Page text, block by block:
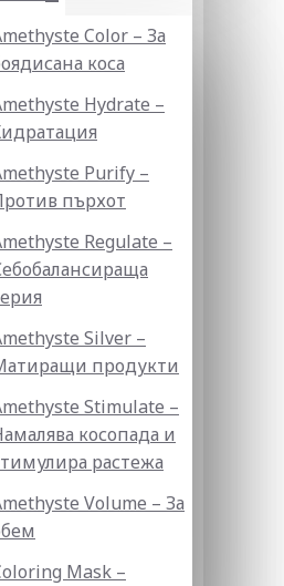
Color – За
коса
Hydrate –
Purify –
пърхот
Regulate –
Silver –
продукти
Stimulate –
косопада и
растежа
Volume – За
Mask –